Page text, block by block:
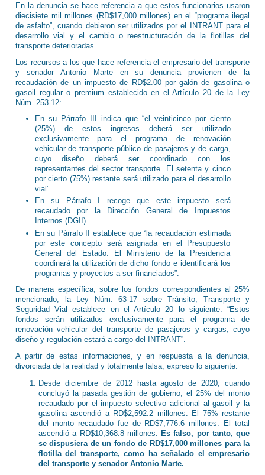
En la denuncia se hace referencia a que estos funcionarios usaron
diecisiete mil millones (RD$17,000 millones) en el “programa ilegal
de asfalto”, cuando debieron ser utilizados por el INTRANT para el
desarrollo vial y el cambio o reestructuración de la flotillas del
transporte deterioradas.
Los recursos a los que hace referencia el empresario del transporte
y senador Antonio Marte en su denuncia provienen de la
recaudación de un impuesto de RD$2.00 por galón de gasolina o
gasoil regular o premium establecido en el Artículo 20 de la Ley
Núm. 253-12:
En su Párrafo III indica que “el veinticinco por ciento
(25%) de estos ingresos deberá ser utilizado
exclusivamente para el programa de renovación
vehicular de transporte público de pasajeros y de carga,
cuyo diseño deberá ser coordinado con los
representantes del sector transporte. El setenta y cinco
por cierto (75%) restante será utilizado para el desarrollo
vial”.
En su Párrafo I recoge que este impuesto será
recaudado por la Dirección General de Impuestos
Internos (DGII).
En su Párrafo II establece que “la recaudación estimada
por este concepto será asignada en el Presupuesto
General del Estado. El Ministerio de la Presidencia
coordinará la utilización de dicho fondo e identificará los
programas y proyectos a ser financiados”.
De manera específica, sobre los fondos correspondientes al 25%
mencionado, la Ley Núm. 63-17 sobre Tránsito, Transporte y
Seguridad Vial establece en el Artículo 20 lo siguiente: “Estos
fondos serán utilizados exclusivamente para el programa de
renovación vehicular del transporte de pasajeros y cargas, cuyo
diseño y regulación estará a cargo del INTRANT”.
A partir de estas informaciones, y en respuesta a la denuncia,
divorciada de la realidad y totalmente falsa, expreso lo siguiente:
Desde diciembre de 2012 hasta agosto de 2020, cuando
concluyó la pasada gestión de gobierno, el 25% del monto
recaudado por el impuesto selectivo adicional al gasoil y la
gasolina ascendió a RD$2,592.2 millones. El 75% restante
del monto recaudado fue de RD$7,776.6 millones. El total
ascendió a RD$10,368.8 millones. Es falso, por tanto, que
se dispusiera de un fondo de RD$17,000 millones para la
flotilla del transporte, como ha señalado el empresario
del transporte y senador Antonio Marte.